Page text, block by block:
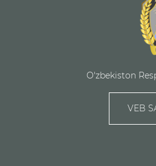
O'zbekiston
VEB